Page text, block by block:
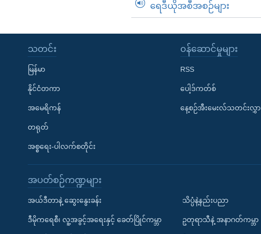
ရေဒီယိုအစီအစဉ်များ
သတင်း
မြန်မာ
နိုင်ငံတကာ
အမေရိကန်
တရုတ်
အစ္စရေး-ပါလက်စတိုင်း
၀န်ဆောင်မှုများ
RSS
ပေါ့ဒ်ကတ်စ်
နေ့စဉ်အီးမေးလ်သတင်းလွှာ
အပတ်စဉ်ကဏ္ဍများ
အယ်ဒီတာနဲ့ ဆွေးနွေးခန်း
ဒီမိုကရေစီ၊ လူ့အခွင့်အရေးနှင့် ခေတ်ပြိုင်ကမ္ဘာ
သိပ္ပံနဲ့နည်းပညာ
ဥတုရာသီနဲ့ အနာဂတ်ကမ္ဘာ